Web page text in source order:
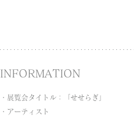
INFORMATION
・展覧会タイトル：「せせらぎ」
・アーティスト